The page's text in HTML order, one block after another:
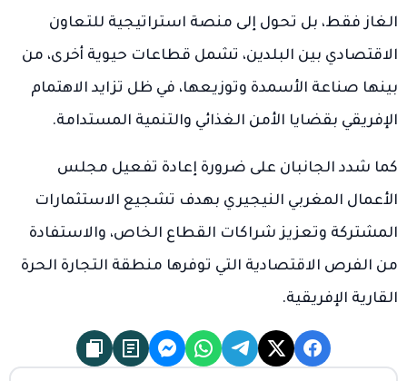
الغاز فقط، بل تحول إلى منصة استراتيجية للتعاون
الاقتصادي بين البلدين، تشمل قطاعات حيوية أخرى، من
بينها صناعة الأسمدة وتوزيعها، في ظل تزايد الاهتمام
الإفريقي بقضايا الأمن الغذائي والتنمية المستدامة.
كما شدد الجانبان على ضرورة إعادة تفعيل مجلس
الأعمال المغربي النيجيري بهدف تشجيع الاستثمارات
المشتركة وتعزيز شراكات القطاع الخاص، والاستفادة
من الفرص الاقتصادية التي توفرها منطقة التجارة الحرة
القارية الإفريقية.